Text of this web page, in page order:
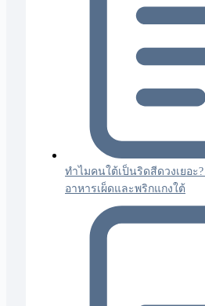
ทำไมคนใต้เป็นริดสีดวงเยอะ
อาหารเผ็ดและพริกแกงใต้